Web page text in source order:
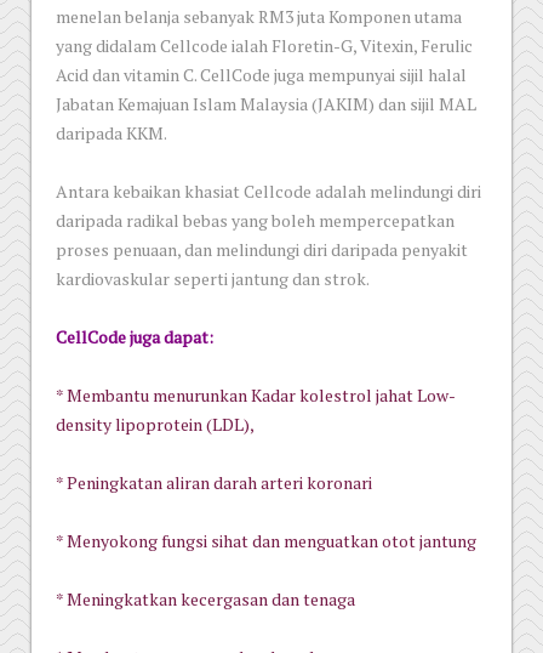
menelan belanja sebanyak RM3 juta Komponen utama
yang didalam Cellcode ialah Floretin-G, Vitexin, Ferulic
Acid dan vitamin C. CellCode juga mempunyai sijil halal
Jabatan Kemajuan Islam Malaysia (JAKIM) dan sijil MAL
daripada KKM.
Antara kebaikan khasiat Cellcode adalah melindungi diri
daripada radikal bebas yang boleh mempercepatkan
proses penuaan, dan melindungi diri daripada penyakit
kardiovaskular seperti jantung dan strok.
CellCode juga dapat:
* Membantu menurunkan Kadar kolestrol jahat Low-
density lipoprotein (LDL),
* Peningkatan aliran darah arteri koronari
* Menyokong fungsi sihat dan menguatkan otot jantung
* Meningkatkan kecergasan dan tenaga